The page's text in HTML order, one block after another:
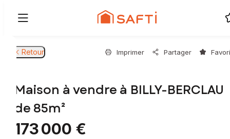
Retour Imprimer Partager
Maison à vendre à BILLY-BERCLAU
de 85m²
173 000 €